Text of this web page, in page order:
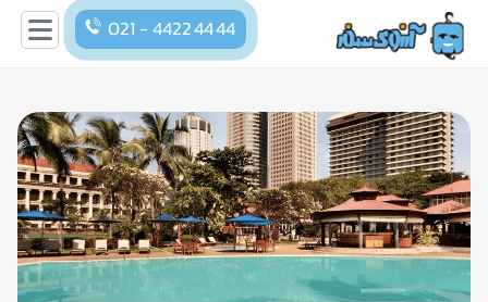
021 - 4422 44 44